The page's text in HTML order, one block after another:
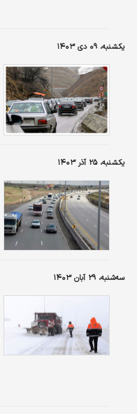
یکشنبه، ۰۹ دی ۱۴۰۳
یکشنبه، ۲۵ آذر ۱۴۰۳
سه‌شنبه، ۲۹ آبان ۱۴۰۳